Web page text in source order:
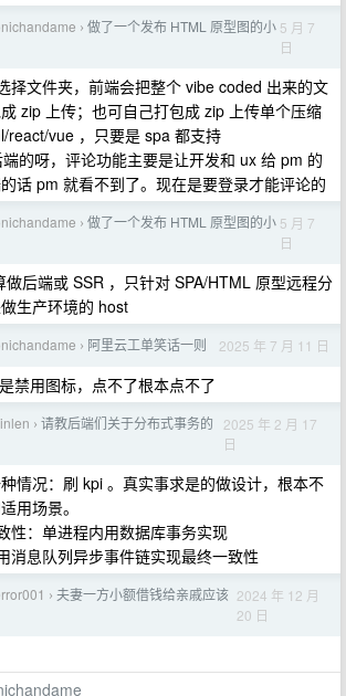
› 做了一个发布 HTML 原型图的小 5 月 7
日
择文件夹，前端会把整个 vibe coded 出来的文
zip 上传；也可自己打包成 zip 上传单个压缩
react/vue ，只要是 spa 都支持
的呀，评论功能主要是让开发和 ux 给 pm 的
话 pm 就看不到了。现在是要登录才能评论的
› 做了一个发布 HTML 原型图的小 5 月 7
日
做后端或 SSR ，只针对 SPA/HTML 原型远程分
生产环境的 host
› 阿里云工单笑话一则 2025 年 7 月 11 日
禁用图标，点不了根本点不了
› 请教后端们关于分布式事务的
2025 年 2 月 17
日
情况：刷 kpi 。真实事求是的做设计，根本不
用场景。
性：单进程内用数据库事务实现
消息队列异步事件链实现最终一致性
› 夫妻一方小额借钱给亲戚应该 2024 年 12 月
20 日